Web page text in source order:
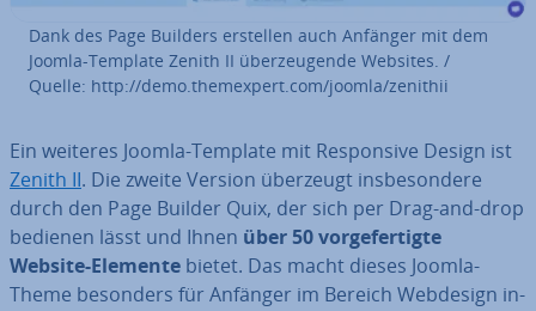
Dank des Page Builders erstellen auch Anfänger mit dem
Joomla-Template Zenith II über­zeu­gen­de Websites. /
Quelle: http://demo.them­ex­pert.com/joomla/zenithii
Ein weiteres Joomla-Template mit Re­spon­si­ve Design ist
Zenith II. Die zweite Version überzeugt ins­be­son­de­re
durch den Page Builder Quix, der sich per Drag-and-drop
bedienen lässt und Ihnen über 50 vor­ge­fer­tig­te
Website-Elemente bietet. Das macht dieses Joomla-
Theme besonders für Anfänger im Bereich Webdesign in­